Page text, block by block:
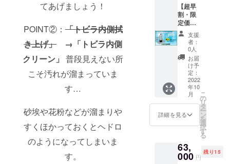
てあげましょう！
POINT②： 「トビラ内側拭
き上げ」→「トビラ内側
クリーン」 普段見えない所
こそ汚れが溜まっていま
す…
砂埃や花粉などが溜まりや
すくほかっておくとヘドロ
のようになってしまいま
す。
しま
す。メ
ンバー
ズカー
ドに問
い合わ
せ番号
とイン
スタア
カウン
トが記
載され
ていま
で、ど
ちらか
連絡を
お願い
上 ・洗
車以外
にも普
段のお
掃除に
も最適
～
セット
内容～
① 純水
器本体
（イオ
樹脂5L
付属）
タッチ
カプ
で時短
＆労力
削減 ・
不純物
がない
ので水
切れが
良い ・
炎天下
での洗
車でも
焦らな
くて良
い ・窓
時の水
抜けの
続完
了！す
ぐにお
使いい
ただけ
ます！
～メ
リット
～ ・水
シミが
残らな
い ・水
シミが
残らな
り不要
・ふき
【超早
割・限
定価
格】
￥66,00
0→"￥6
1,000"
￥5,000
-OFF イ
オン交
換樹脂
【10L】
の純水
機を限
定発
ンタッ
チで接
続完
支援
者：
0人
お届
け予
定：
2022
年10
月
詳細を見る
こ
の
リ
タ
ー
ン
を
選
択
す
る
63,
000 円
残り15